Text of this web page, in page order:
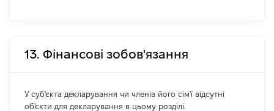
13. Фінансові зобов'язання
У суб'єкта декларування чи членів його сім'ї відсутні
об'єкти для декларування в цьому розділі.